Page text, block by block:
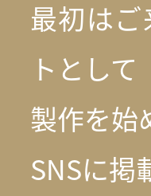
最初は
トとして
製作を始
SNSに掲